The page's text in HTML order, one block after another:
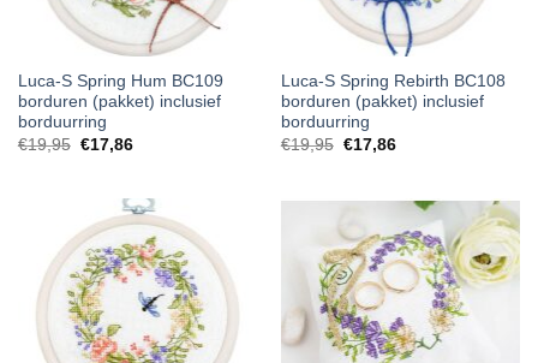
Luca-S Spring Hum BC109
borduren (pakket) inclusief
borduurring
€19,95 €17,86
Luca-S Spring Rebirth BC108
borduren (pakket) inclusief
borduurring
€19,95 €17,86